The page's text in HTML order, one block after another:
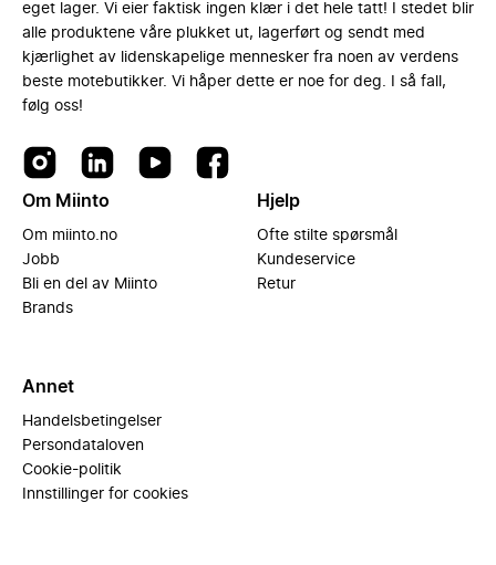
eget lager. Vi eier faktisk ingen klær i det hele tatt! I stedet blir
alle produktene våre plukket ut, lagerført og sendt med
kjærlighet av lidenskapelige mennesker fra noen av verdens
beste motebutikker. Vi håper dette er noe for deg. I så fall,
følg oss!
Om Miinto
Om miinto.no
Jobb
Bli en del av Miinto
Brands
Hjelp
Ofte stilte spørsmål
Kundeservice
Retur
Annet
Handelsbetingelser
Persondataloven
Cookie-politik
Innstillinger for cookies